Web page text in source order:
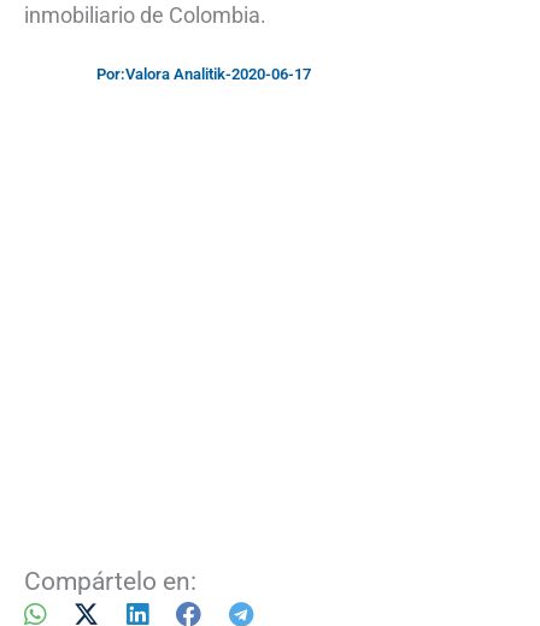
inmobiliario de Colombia.
Por:Valora Analitik-2020-06-17
Compártelo en: